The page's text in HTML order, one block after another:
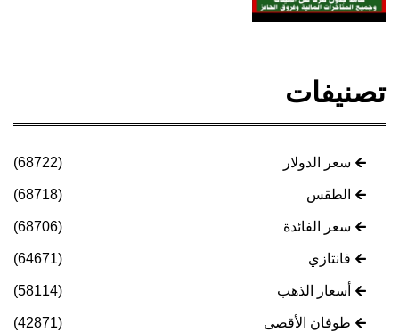
تصنيفات
سعر الدولار (68722)
الطقس (68718)
سعر الفائدة (68706)
فانتازي (64671)
أسعار الذهب (58114)
طوفان الأقصى (42871)